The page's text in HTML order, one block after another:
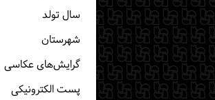
سال تولد
شهرستان
گرایش‌های عکاسی
پست الكترونیكی